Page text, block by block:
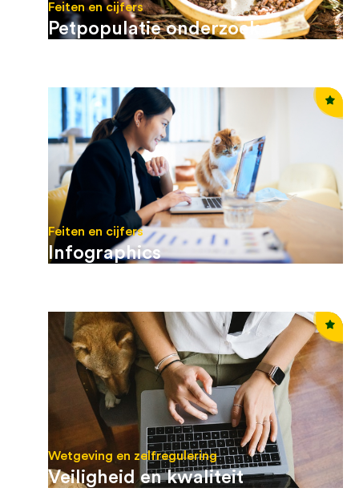
Feiten en cijfers
Petpopulatie onderzoek
Feiten en cijfers
Infographics
Wetgeving en zelfregulering
Veiligheid en kwaliteit